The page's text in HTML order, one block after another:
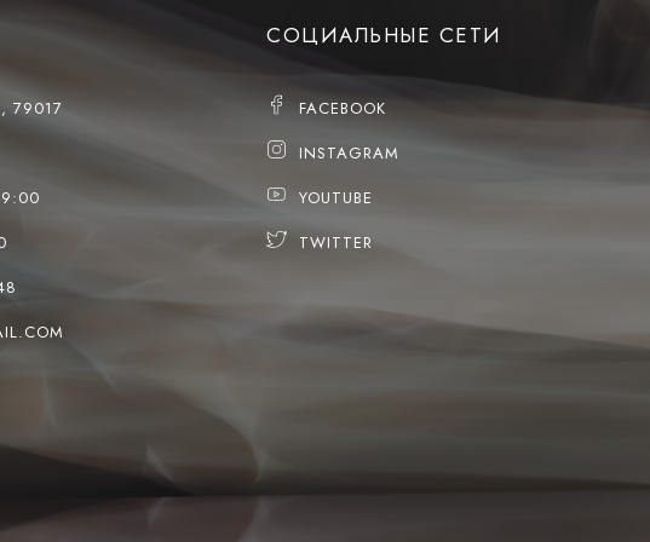
79017
СОЦИАЛЬНЫЕ СЕТИ
FACEBOOK
INSTAGRAM
YOUTUBE
TWITTER